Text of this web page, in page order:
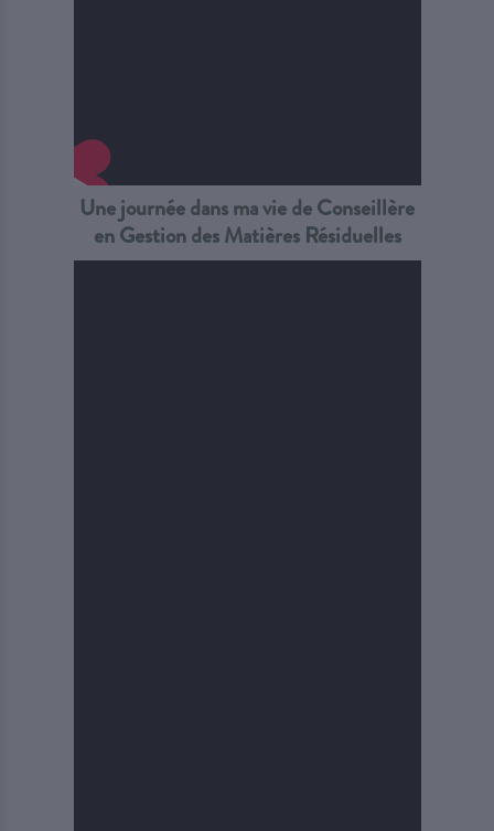
Une journée dans ma vie de Conseillère
en Gestion des Matières Résiduelles